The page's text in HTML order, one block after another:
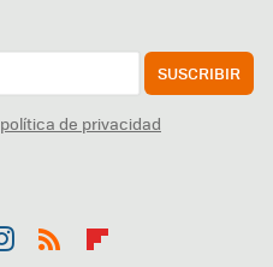
SUSCRIBIR
política de privacidad